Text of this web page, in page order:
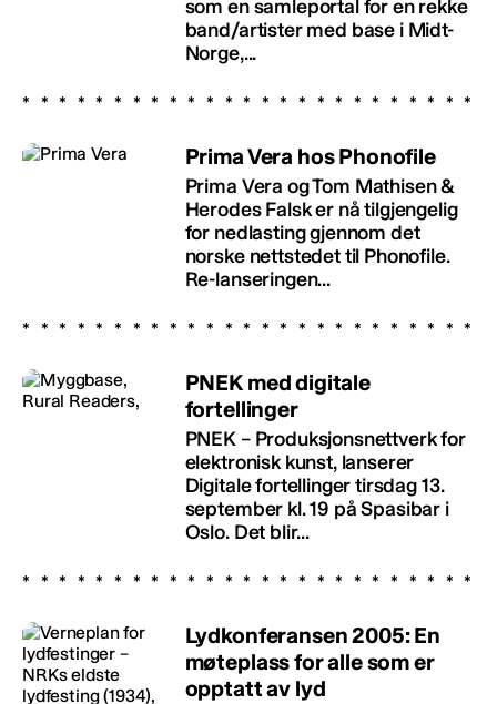
som en samleportal for en rekke
band/artister med base i Midt-
Norge,...
Prima Vera hos Phonofile
Prima Vera og Tom Mathisen &
Herodes Falsk er nå tilgjengelig
for nedlasting gjennom det
norske nettstedet til Phonofile.
Re-lanseringen...
PNEK med digitale
fortellinger
PNEK – Produksjonsnettverk for
elektronisk kunst, lanserer
Digitale fortellinger tirsdag 13.
september kl. 19 på Spasibar i
Oslo. Det blir...
Lydkonferansen 2005: En
møteplass for alle som er
opptatt av lyd